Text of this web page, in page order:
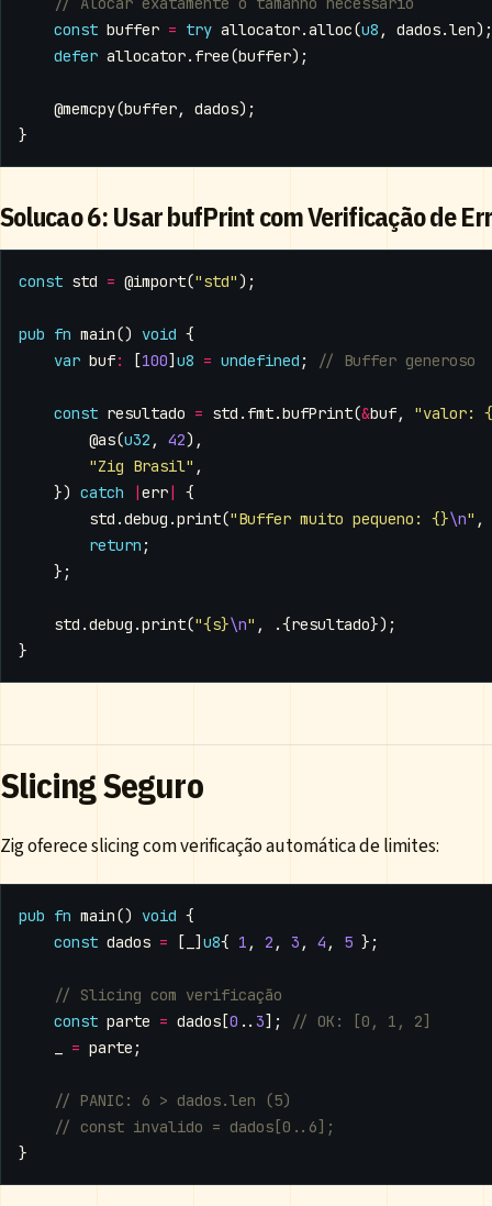
const buffer = try allocator.alloc(u8 , dados.len);
defer allocator. free(buffer);
@memcpy(buffer, dados);
}
Solucao 6: Usar bufPrint com Verificação de
const std = @import("std");
pub fn main() void {
var buf: [100] u8 = undefined ;
const resultado = std . fmt.bufPrint(&buf,
"valor:
@as(u32 , 42),
"Zig Brasil" ,
}) catch |err|
{
std .debug .print("Buffer muito pequeno: {}\n" ,
return ;
};
std .debug .print("{s}\n" , .{resultado});
}
Slicing Seguro
Zig oferece slicing com verificação automática de limites:
pub fn main() void {
const dados = [ ] u8{ 1 , 2 , 3 , 4 , 5 };
const parte = dados [0 .. 3];
= parte ;
}